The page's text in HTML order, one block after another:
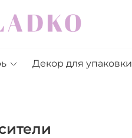
Декор для упаковки